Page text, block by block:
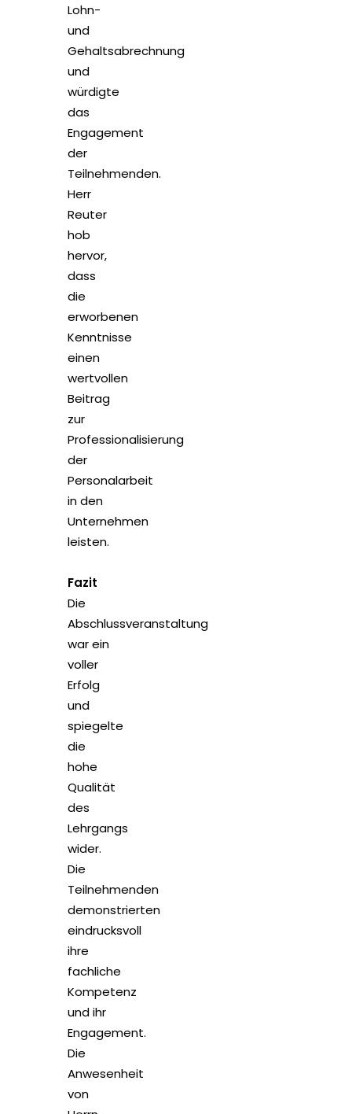
Lohn-
und
Gehaltsabrechnung
und
würdigte
das
Engagement
der
Teilnehmenden.
Herr
Reuter
hob
hervor,
dass
die
erworbenen
Kenntnisse
einen
wertvollen
Beitrag
zur
Professionalisierung
der
Personalarbeit
in den
Unternehmen
leisten.
Fazit
Die
Abschlussveranstaltung
war ein
voller
Erfolg
und
spiegelte
die
hohe
Qualität
des
Lehrgangs
wider.
Die
Teilnehmenden
demonstrierten
eindrucksvoll
ihre
fachliche
Kompetenz
und ihr
Engagement.
Die
Anwesenheit
von